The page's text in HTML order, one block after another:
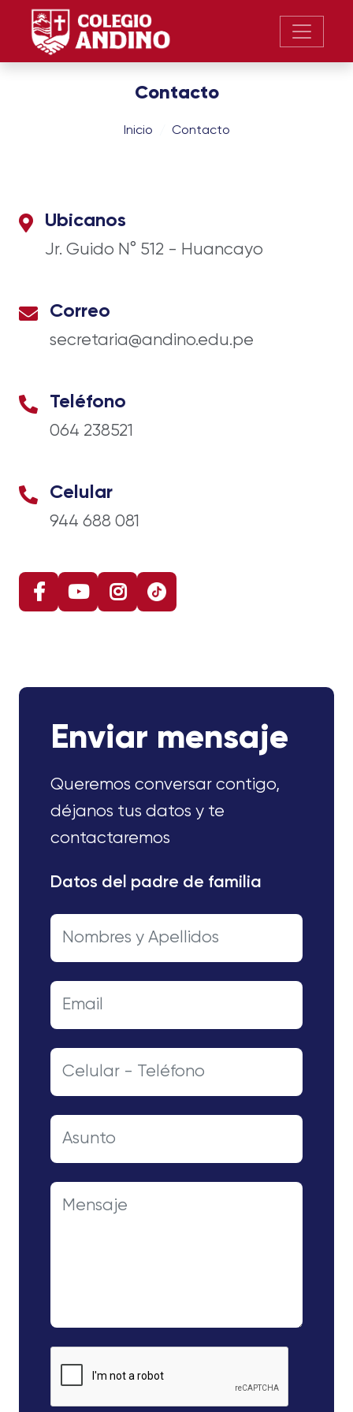
Contacto
Inicio Contacto
Ubicanos
Jr. Guido N° 512 - Huancayo
Correo
secretaria@andino.edu.pe
Teléfono
064 238521
Celular
944 688 081
Enviar mensaje
Queremos conversar contigo,
déjanos tus datos y te
contactaremos
Datos del padre de familia